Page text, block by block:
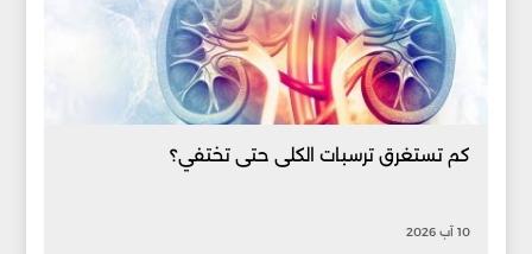
كم تستغرق ترسبات الكلى حتى تختفي؟
10 آب 2026